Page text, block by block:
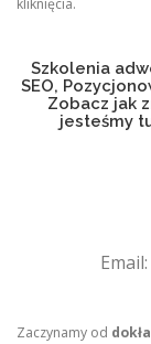
kliknięcia.
Szkolenia
SEO,
Zobacz jak
jesteśmy
Email:
Zaczynamy od